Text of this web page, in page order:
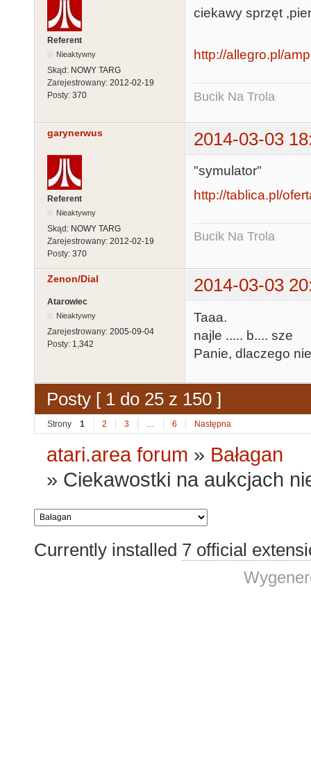
Referent
Nieaktywny
Skąd: NOWY TARG
Zarejestrowany: 2012-02-19
Posty: 370
ciekawy sprzęt
http://allegro.pl/
Bucik Na Trola
garynerwus 2014-03-03
Referent
Nieaktywny
Skąd: NOWY TARG
Zarejestrowany: 2012-02-19
Posty: 370
"symulator"
http://tablica.pl/
Bucik Na Trola
Zenon/Dial 2014-03-03
Atarowiec
Nieaktywny
Zarejestrowany: 2005-09-04
Posty: 1,342
Taaa.
najle ..... b.... sze
Panie, dlaczego
Posty [ 1 do 25 z 150 ]
Strony 1 2 3 … 6 Następna
atari.area forum » Bałagan
» Ciekawostki na aukcjach
Currently installed 7 official